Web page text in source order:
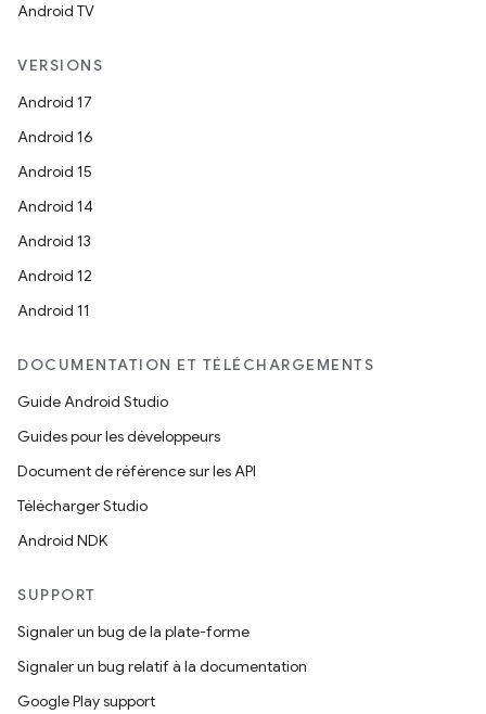
Android TV
VERSIONS
Android 17
Android 16
Android 15
Android 14
Android 13
Android 12
Android 11
DOCUMENTATION ET TÉLÉCHARGEMENTS
Guide Android Studio
Guides pour les développeurs
Document de référence sur les API
Télécharger Studio
Android NDK
SUPPORT
Signaler un bug de la plate-forme
Signaler un bug relatif à la documentation
Google Play support